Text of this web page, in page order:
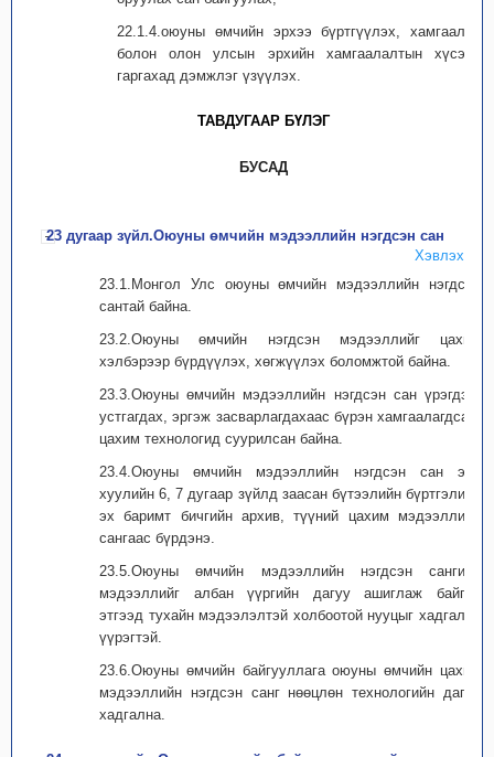
22.1.4.оюуны өмчийн эрхээ бүртгүүлэх, хамгаалах
болон олон улсын эрхийн хамгаалалтын хүсэлт
гаргахад дэмжлэг үзүүлэх.
ТАВДУГААР БҮЛЭГ
БУСАД
23 дугаар зүйл.Оюуны өмчийн мэдээллийн нэгдсэн сан
Хэвлэх
23.1.Монгол Улс оюуны өмчийн мэдээллийн нэгдсэн
сантай байна.
23.2.Оюуны өмчийн нэгдсэн мэдээллийг цахим
хэлбэрээр бүрдүүлэх, хөгжүүлэх боломжтой байна.
23.3.Оюуны өмчийн мэдээллийн нэгдсэн сан үрэгдэх,
устгагдах, эргэж засварлагдахаас бүрэн хамгаалагдсан,
цахим технологид суурилсан байна.
23.4.Оюуны өмчийн мэдээллийн нэгдсэн сан энэ
хуулийн 6, 7 дугаар зүйлд заасан бүтээлийн бүртгэлийн
эх баримт бичгийн архив, түүний цахим мэдээллийн
сангаас бүрдэнэ.
23.5.Оюуны өмчийн мэдээллийн нэгдсэн сангийн
мэдээллийг албан үүргийн дагуу ашиглаж байгаа
этгээд тухайн мэдээлэлтэй холбоотой нууцыг хадгалах
үүрэгтэй.
23.6.Оюуны өмчийн байгууллага оюуны өмчийн цахим
мэдээллийн нэгдсэн санг нөөцлөн технологийн дагуу
хадгална.